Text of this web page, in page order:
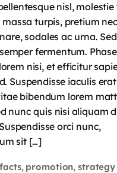
nisl,
massa turpis, pretium nec
sodales ac urna. Sed
fermentum.
nisi, et efficitur
Suspendisse iaculis
bibendum lorem
nunc quis nisi aliquam
orci nunc,
sit […]
facts, promotion,strategy